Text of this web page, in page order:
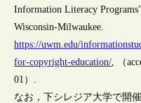
Information Literacy
Wisconsin-Milwaukee.
https://uwm.edu/
for-copyright-education/ , （
01）.
なお，下シレジア大学で開